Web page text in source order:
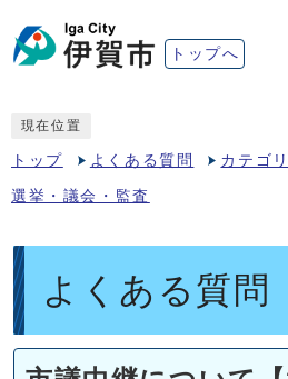
トップへ
現在位置
トップ よくある質問 カテゴ
選挙・議会・監査
よくある質問